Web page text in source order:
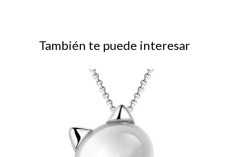
También te puede interesar